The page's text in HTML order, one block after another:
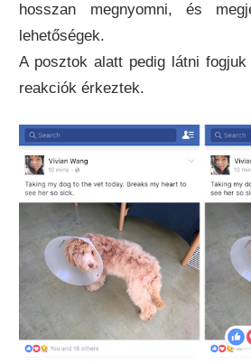
hosszan megnyomni, és
lehetőségek.
A posztok alatt pedig látni
reakciók érkeztek.